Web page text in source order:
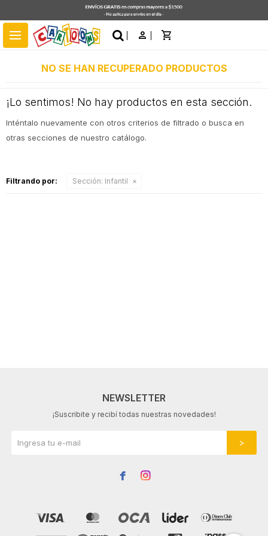
menu
NO SE HAN RECUPERADO PRODUCTOS
¡Lo sentimos! No hay productos en esta sección.
Inténtalo nuevamente con otros criterios de filtrado o busca en
otras secciones de nuestro catálogo.
Filtrando por: Sección: Infantil
NEWSLETTER
¡Suscribite y recibí todas nuestras novedades!
 
close